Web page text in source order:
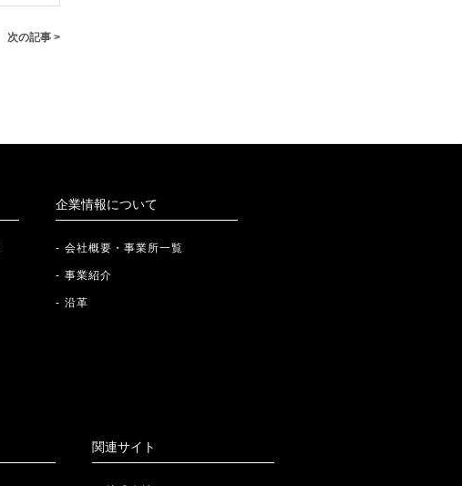
次の記事 >
企業情報について
会社概要・事業所一覧
事業紹介
沿革
関連サイト